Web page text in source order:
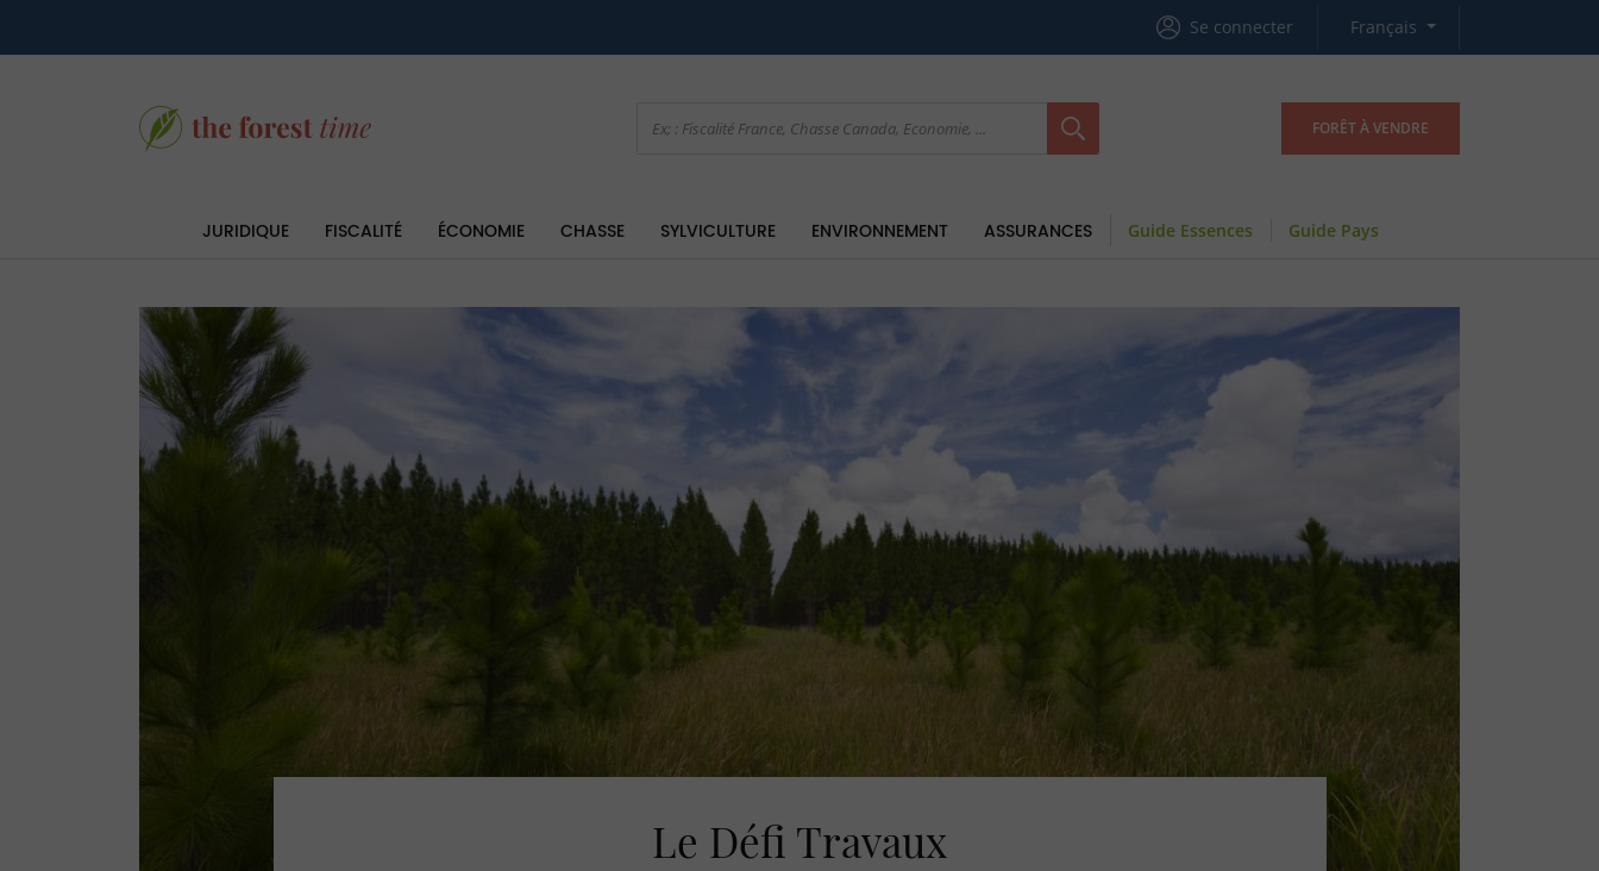
Se connecter Français
FORÊT À VENDRE
JURIDIQUE FISCALITÉ ÉCONOMIE CHASSE SYLVICULTURE ENVIRONNEMENT ASSURANCES Guide Essences Guide Pays
Le Défi Travaux